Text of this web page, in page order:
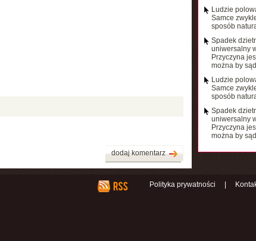
dodaj komentarz
Ludzie
Samce
sposób
Spadek
uniwersalny
Przyczyna
można by
Ludzie
Samce
sposób
Spadek
uniwersalny
Przyczyna
można by
Polityka prywatności